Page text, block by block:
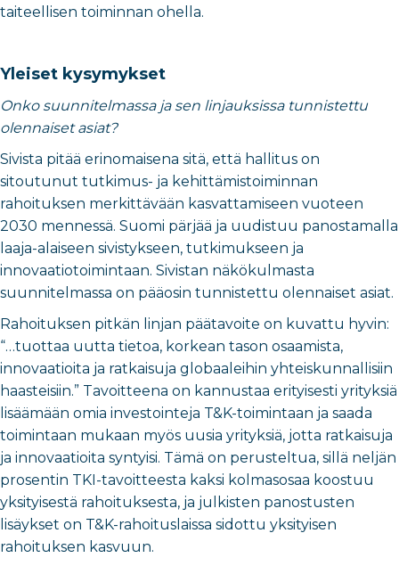
taiteellisen toiminnan ohella.
Yleiset kysymykset
Onko suunnitelmassa ja sen linjauksissa tunnistettu
olennaiset asiat?
Sivista pitää erinomaisena sitä, että hallitus on
sitoutunut tutkimus- ja kehittämistoiminnan
rahoituksen merkittävään kasvattamiseen vuoteen
2030 mennessä. Suomi pärjää ja uudistuu panostamalla
laaja-alaiseen sivistykseen, tutkimukseen ja
innovaatiotoimintaan. Sivistan näkökulmasta
suunnitelmassa on pääosin tunnistettu olennaiset asiat.
Rahoituksen pitkän linjan päätavoite on kuvattu hyvin:
“…tuottaa uutta tietoa, korkean tason osaamista,
innovaatioita ja ratkaisuja globaaleihin yhteiskunnallisiin
haasteisiin.” Tavoitteena on kannustaa erityisesti yrityksiä
lisäämään omia investointeja T&K-toimintaan ja saada
toimintaan mukaan myös uusia yrityksiä, jotta ratkaisuja
ja innovaatioita syntyisi. Tämä on perusteltua, sillä neljän
prosentin TKI-tavoitteesta kaksi kolmasosaa koostuu
yksityisestä rahoituksesta, ja julkisten panostusten
lisäykset on T&K-rahoituslaissa sidottu yksityisen
rahoituksen kasvuun.